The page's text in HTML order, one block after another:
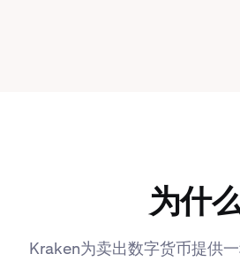
为什
Kraken为卖出数字货币提供